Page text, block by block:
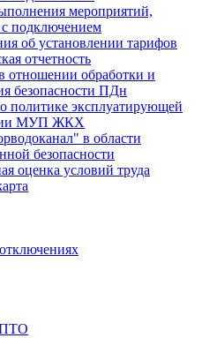
мероприятий,
подключением
об установлении тарифов
отчетность
отношении обработки и
безопасности ПДн
политике эксплуатирующей
МУП ЖКХ
в области
безопасности
оценка условий труда
ПТО